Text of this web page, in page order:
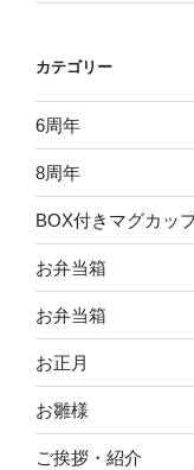
カテゴリー
6周年
8周年
BOX付きマグカッ
お弁当箱
お弁当箱
お正月
お雛様
ご挨拶・紹介